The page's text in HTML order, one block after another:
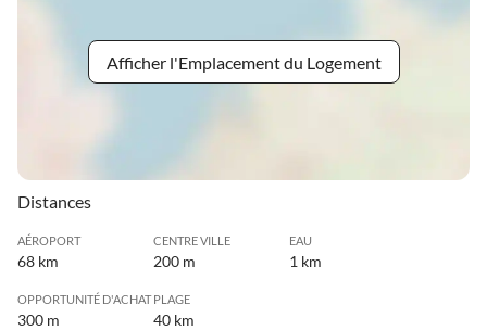
Afficher l'Emplacement du Logement
Distances
AÉROPORT
68 km
CENTRE VILLE
200 m
EAU
1 km
OPPORTUNITÉ D'ACHAT
300 m
PLAGE
40 km